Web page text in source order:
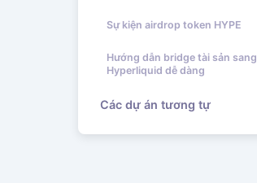
Sự kiện airdrop token HYPE
Hướng dẫn bridge tài sản sang
Hyperliquid dễ dàng
Các dự án tương tự